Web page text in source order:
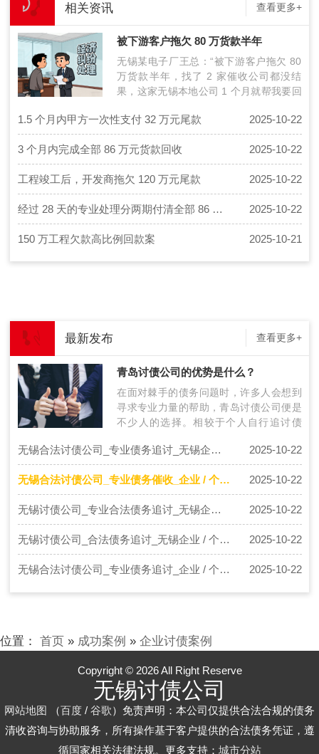
相关资讯 查看更多+
被下游客户拖欠 80 万货款半年
无锡某电子厂王总：“被下游客户拖欠 80
万货款半年，找了 2 家催收公司都没结
果，这家无锡本地公司 1 个月就帮我要回
险…
1.5 个月内甲方一次性支付 32 万元尾款 2025-10-22
3 个月内完成全部 86 万元货款回收 2025-10-22
工程竣工后，开发商拖欠 120 万元尾款 2025-10-22
经过 28 天的专业处理分两期付清全部 86 万元欠款 2025-10-22
150 万工程欠款高比例回款案 2025-10-21
最新发布 查看更多+
青岛讨债公司的优势是什么？
在面对棘手的债务问题时，许多人会想到
寻求专业力量的帮助，青岛讨债公司便是
不少人的选择。相较于个人自行追讨债
为债…
无锡合法讨债公司_专业债务追讨_无锡企业 / 个人欠款催收高效解决方案 2025-10-22
无锡合法讨债公司_专业债务催收_企业 / 个人欠款回款高效解决方案 2025-10-22
无锡讨债公司_专业合法债务追讨_无锡企业 / 个人应收账款催收专家 2025-10-22
无锡讨债公司_合法债务追讨_无锡企业 / 个人欠款清收高效服务 2025-10-22
无锡合法讨债公司_专业债务追讨_企业 / 个人欠款回收 - 无锡 XX 讨债服务机构 2025-10-22
位置： 首页 » 成功案例 » 企业讨债案例
Copyright © 2026 All Right Reserve
无锡讨债公司
网站地图 （百度 / 谷歌）免责声明：本公司仅提供合法合规的债务
清收咨询与协助服务，所有操作基于客户提供的合法债务凭证，遵
循国家相关法律法规。更多支持： 城市分站